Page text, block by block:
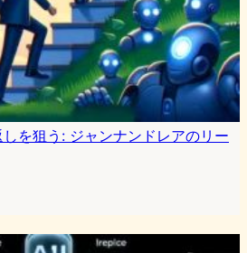
を狙う: ジャンナンドレアのリー